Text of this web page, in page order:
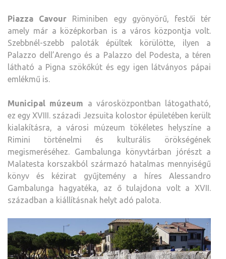
Piazza Cavour Riminiben egy gyönyörű, festői tér
amely már a középkorban is a város központja volt.
Szebbnél-szebb paloták épültek körülötte, ilyen a
Palazzo dell’Arengo és a Palazzo del Podesta, a téren
látható a Pigna szökőkút és egy igen látványos pápai
emlékmű is.
Municipal múzeum a városközpontban látogatható,
ez egy XVIII. századi Jezsuita kolostor épületében került
kialakításra, a városi múzeum tökéletes helyszíne a
Rimini történelmi és kulturális örökségének
megismeréséhez. Gambalunga könyvtárban jórészt a
Malatesta korszakból származó hatalmas mennyiségű
könyv és kézirat gyűjtemény a híres Alessandro
Gambalunga hagyatéka, az ő tulajdona volt a XVII.
században a kiállításnak helyt adó palota.